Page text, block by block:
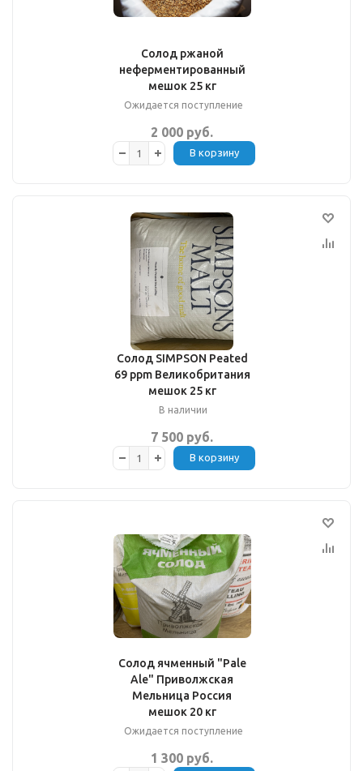
Солод ржаной
неферментированный
мешок 25 кг
Ожидается поступление
2 000 руб.
В корзину
Солод SIMPSON Peated
69 ppm Великобритания
мешок 25 кг
В наличии
7 500 руб.
В корзину
Солод ячменный "Pale
Ale" Приволжская
Мельница Россия
мешок 20 кг
Ожидается поступление
1 300 руб.